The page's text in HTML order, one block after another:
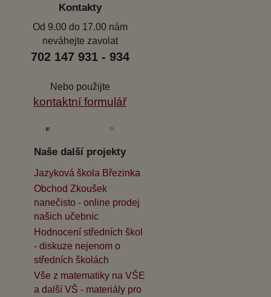
Kontakty
Od 9.00 do 17.00 nám
neváhejte zavolat
702 147 931 - 934
Nebo použijte
kontaktní formulář
Naše další projekty
Jazyková škola Březinka
Obchod Zkoušek
nanečisto - online prodej
našich učebnic
Hodnocení středních škol
- diskuze nejenom o
středních školách
Vše z matematiky na VŠE
a další VŠ - materiály pro